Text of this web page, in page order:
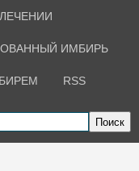
ИМБИРЬ
RSS
Поиск